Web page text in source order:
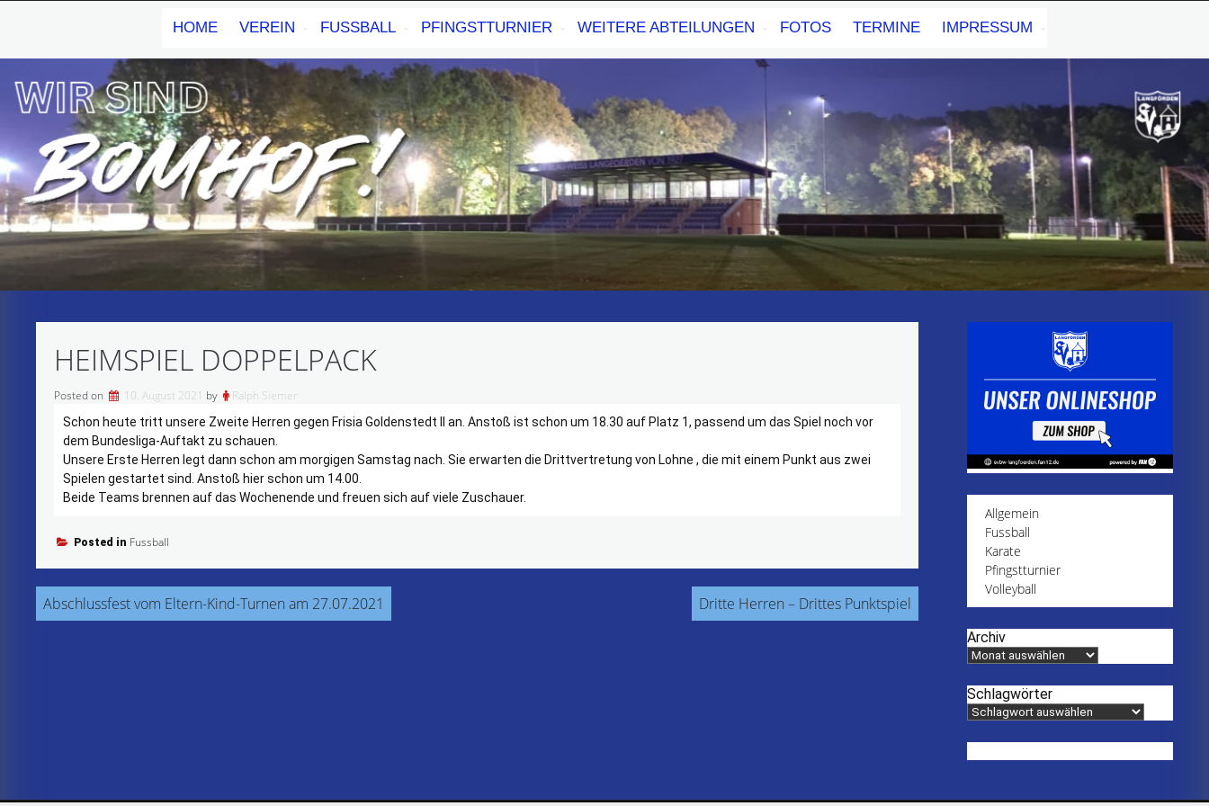
HOME VEREIN FUSSBALL PFINGSTTURNIER WEITERE ABTEILUNGEN FOTOS TERMINE IMPRESSUM
HEIMSPIEL DOPPELPACK
Posted on 10. August 2021 by Ralph Siemer
Schon heute tritt unsere Zweite Herren gegen Frisia Goldenstedt II an. Anstoß ist schon um 18.30 auf Platz 1, passend um das Spiel noch vor
dem Bundesliga-Auftakt zu schauen.
Unsere Erste Herren legt dann schon am morgigen Samstag nach. Sie erwarten die Drittvertretung von Lohne , die mit einem Punkt aus zwei
Spielen gestartet sind. Anstoß hier schon um 14.00.
Beide Teams brennen auf das Wochenende und freuen sich auf viele Zuschauer.
Posted in Fussball
Beitragsnavigation
Abschlussfest vom Eltern-Kind-Turnen am 27.07.2021 Dritte Herren – Drittes Punktspiel
Allgemein
Fussball
Karate
Pfingstturnier
Volleyball
Archiv
Schlagwörter